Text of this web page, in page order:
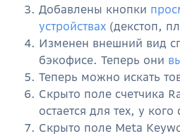
Добавлены кнопки
устройствах (декстоп,
Изменен внешний вид
бэкофисе. Теперь они
Теперь можно искать
Скрыто поле счетчика
остается для тех, у кого
Скрыто поле Meta